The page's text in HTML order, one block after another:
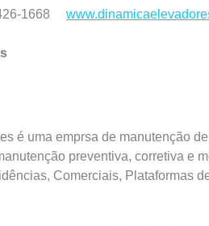
1668
é uma emprsa de manutenção
preventiva, corretiva e
Comerciais, Plataformas